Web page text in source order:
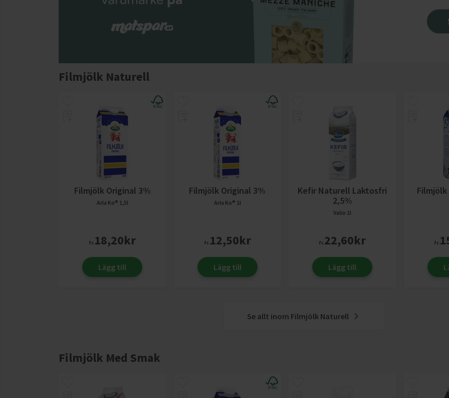
Filmjölk Naturell
Filmjölk Original 3%
Arla Ko® 1,5l
fr. 18,20kr
Lägg till
Filmjölk Original 3%
Arla Ko® 1l
fr. 12,50kr
Lägg till
Kefir Naturell Laktosfri
2,5%
Valio 1l
fr.22,60kr
Lägg till
fr.
Se allt inom Filmjölk Naturell
Filmjölk Med Smak